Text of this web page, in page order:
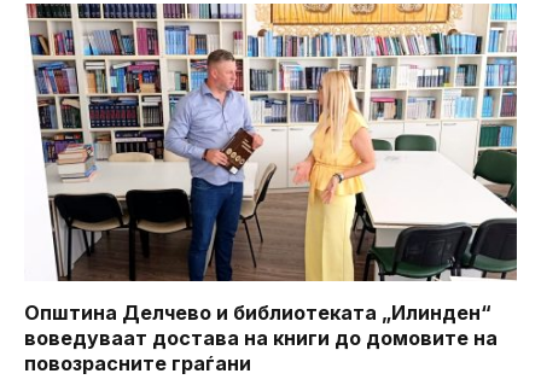
Општина Делчево и библиотеката „Илинден“
воведуваат достава на книги до домовите на
повозрасните граѓани